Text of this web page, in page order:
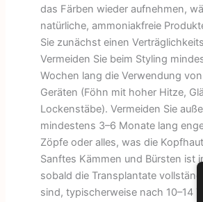
das Färben wieder aufnehmen,
natürliche, ammoniakfreie
Sie zunächst einen
Vermeiden Sie beim Styling
Wochen lang die Verwendung
Geräten (Föhn mit hoher Hitze,
Lockenstäbe). Vermeiden Sie
mindestens 3–6 Monate lang
Zöpfe oder alles, was die
Sanftes Kämmen und Bürsten ist
sobald die Transplantate
sind, typischerweise nach 10–14